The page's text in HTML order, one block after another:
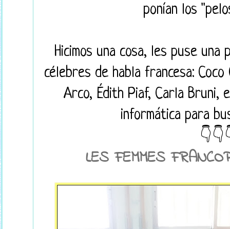
ponían los
Hicimos una cosa, les puse
célebres de habla francesa:
Arco, Édith Piaf, Carla Bruni,
informática para
LES FEMMES